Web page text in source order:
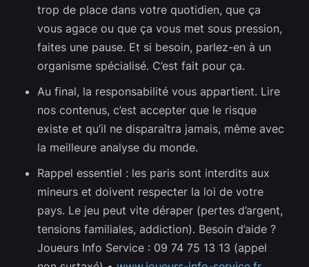
trop de place dans votre quotidien, que ça
vous agace ou que ça vous met sous pression,
faites une pause. Et si besoin, parlez-en à un
organisme spécialisé. C’est fait pour ça.
Au final, la responsabilité vous appartient. Lire
nos contenus, c’est accepter que le risque
existe et qu’il ne disparaîtra jamais, même avec
la meilleure analyse du monde.
Rappel essentiel : les paris sont interdits aux
mineurs et doivent respecter la loi de votre
pays. Le jeu peut vite déraper (pertes d’argent,
tensions familiales, addiction). Besoin d’aide ?
Joueurs Info Service : 09 74 75 13 13 (appel